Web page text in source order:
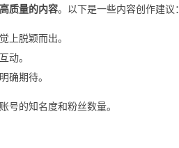
高质量的内容。以下是一些内容创作建议：
上脱颖而出。
动。
确期待。
号的知名度和粉丝数量。